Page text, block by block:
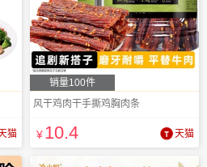
猫
销量100件
风干鸡肉干手撕鸡胸肉条
¥10.4 天猫